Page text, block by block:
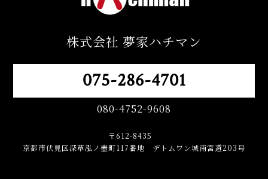
株式会社 夢家ハチマン
075-286-4701
080-4752-9608
〒612-8435
京都市伏見区深草泓ノ壺町117番地 デトムワン城南宮道203号